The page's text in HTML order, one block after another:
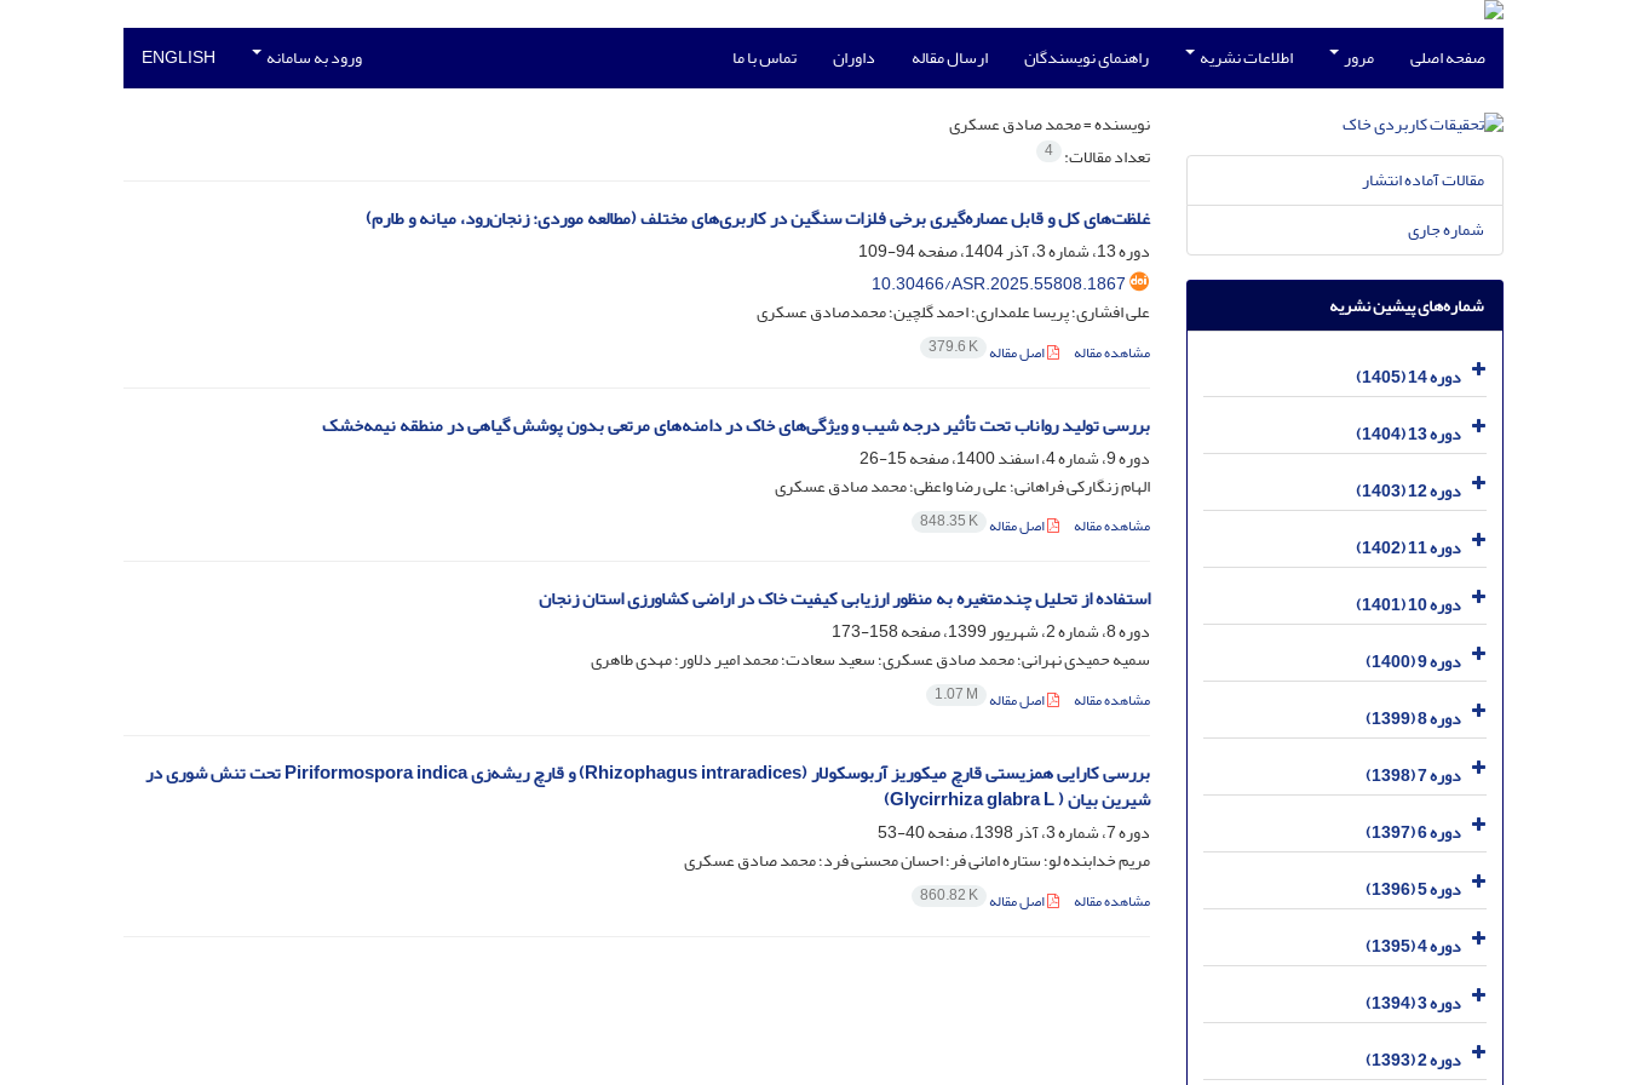
صفحه اصلی مرور اطلاعات نشریه راهنمای نویسندگان ارسال مقاله داوران تماس با ما ورود به سامانه ENGLISH
نویسنده =محمد صادق عسکری
تعداد مقالات: 4
غلظت‌های کل و قابل عصاره‌گیری برخی فلزات سنگین در کاربری‌های مختلف (مطالعه موردی: زنجان‌رود، میانه و طارم)
دوره 13، شماره 3، آذر 1404، صفحه
94-109
10.30466/ASR.2025.55808.1867
علی افشاری؛ پریسا علمداری؛ احمد گلچین؛ محمدصادق عسکری
مشاهده مقاله اصل مقاله 379.6 K
بررسی تولید رواناب تحت تأثیر درجه شیب‌ و ویژگی‌های خاک در دامنه‌های مرتعی بدون پوشش گیاهی در منطقه نیمه‌خشک
دوره 9، شماره 4، اسفند 1400، صفحه
15-26
الهام زنگارکی فراهانی؛ علی رضا واعظی؛ محمد صادق عسکری
مشاهده مقاله اصل مقاله 848.35 K
استفاده از تحلیل چند‌متغیره به منظور ارزیابی کیفیت خاک در اراضی کشاورزی استان زنجان
دوره 8، شماره 2، شهریور 1399، صفحه
158-173
سمیه حمیدی نهرانی؛ محمد صادق عسکری؛ سعید سعادت؛ محمد امیر دلاور؛ مهدی طاهری
مشاهده مقاله اصل مقاله 1.07 M
بررسی کارایی همزیستی قارچ‌ میکوریز آربوسکولار (Rhizophagus intraradices) و قارچ ریشه‌زی Piriformospora indica تحت تنش شوری در
شیرین بیان ( Glycirrhiza glabra L)
دوره 7، شماره 3، آذر 1398، صفحه
40-53
مریم خدابنده لو؛ ستاره امانی فر؛ احسان محسنی فرد؛ محمد صادق عسکری
مشاهده مقاله اصل مقاله 860.82 K
مقالات آماده انتشار
شماره جاری
شماره‌های پیشین نشریه
دوره 14 (1405)
دوره 13 (1404)
دوره 12 (1403)
دوره 11 (1402)
دوره 10 (1401)
دوره 9 (1400)
دوره 8 (1399)
دوره 7 (1398)
دوره 6 (1397)
دوره 5 (1396)
دوره 4 (1395)
دوره 3 (1394)
دوره 2 (1393)